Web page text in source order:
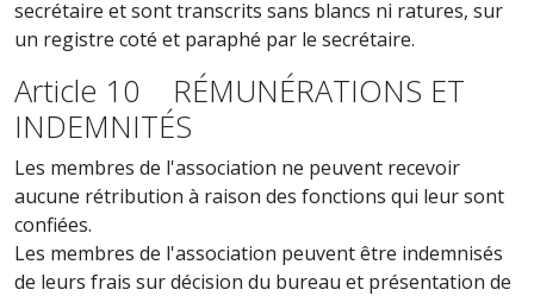
secrétaire et sont transcrits sans blancs ni ratures, sur
un registre coté et paraphé par le secrétaire.
Article 10 RÉMUNÉRATIONS ET
INDEMNITÉS
Les membres de l'association ne peuvent recevoir
aucune rétribution à raison des fonctions qui leur sont
confiées.
Les membres de l'association peuvent être indemnisés
de leurs frais sur décision du bureau et présentation de